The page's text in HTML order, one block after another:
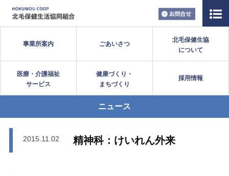
お問い合
事業所案内 ごあいさつ
北毛保健生協
について
医療・介護福祉
サービス
健康づくり・
まちづくり
採用情報
ニュース
2015.11.02 精神科：けいれん外来